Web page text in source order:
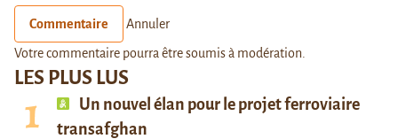
LES PLUS LUS
Un nouvel élan pour le projet ferroviaire
transafghan
Commentaire Annuler
Votre commentaire pourra être soumis à modération.